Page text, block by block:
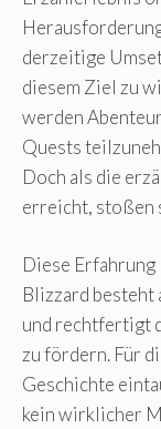
derzeitige
diesem Ziel zu
werden
Quests
Doch als die
erreicht, stoßen
Diese
Blizzard besteht
und rechtfertigt
zu fördern. Für
Geschichte
kein wirklicher